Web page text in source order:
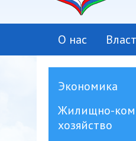
О нас
Экономика
Жилищно-
хозяйство